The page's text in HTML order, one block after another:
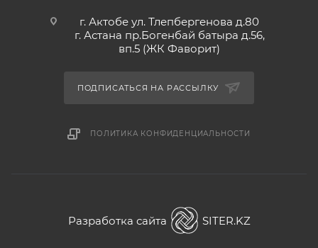
г. Актобе ул. Тлепбергенова д.80
г. Астана пр.Богенбай батыра д.56,
вп.5 (ЖК Фаворит)
ПОДПИСАТЬСЯ НА РАССЫЛКУ
ПОЛИТИКА КОНФИДЕНЦИАЛЬНОСТИ
Разработка сайта SITER.KZ